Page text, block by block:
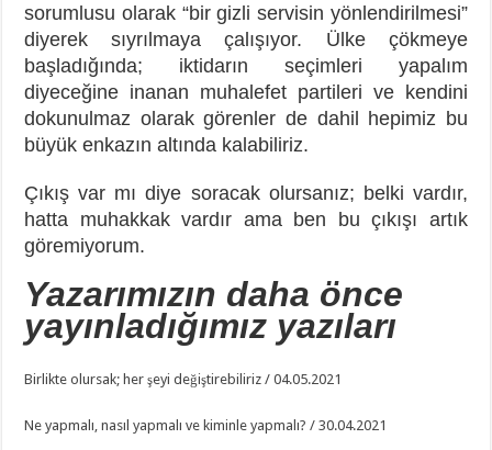
sorumlusu olarak “bir gizli servisin yönlendirilmesi”
diyerek sıyrılmaya çalışıyor. Ülke çökmeye
başladığında; iktidarın seçimleri yapalım
diyeceğine inanan muhalefet partileri ve kendini
dokunulmaz olarak görenler de dahil hepimiz bu
büyük enkazın altında kalabiliriz.
Çıkış var mı diye soracak olursanız; belki vardır,
hatta muhakkak vardır ama ben bu çıkışı artık
göremiyorum.
Yazarımızın daha önce
yayınladığımız yazıları
Birlikte olursak; her şeyi değiştirebiliriz / 04.05.2021
Ne yapmalı, nasıl yapmalı ve kiminle yapmalı? / 30.04.2021